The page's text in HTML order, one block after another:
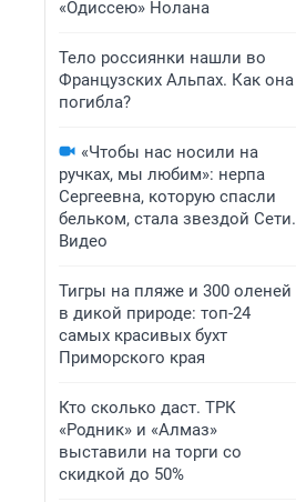
«Одиссею» Нолана
Тело россиянки нашли во
Французских Альпах. Как она
погибла?
«Чтобы нас носили на
ручках, мы любим»: нерпа
Сергеевна, которую спасли
бельком, стала звездой Сети.
Видео
Тигры на пляже и 300 оленей
в дикой природе: топ-24
самых красивых бухт
Приморского края
Кто сколько даст. ТРК
«Родник» и «Алмаз»
выставили на торги со
скидкой до 50%